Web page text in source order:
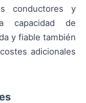
conductores y
capacidad de
y fiable también
adicionales